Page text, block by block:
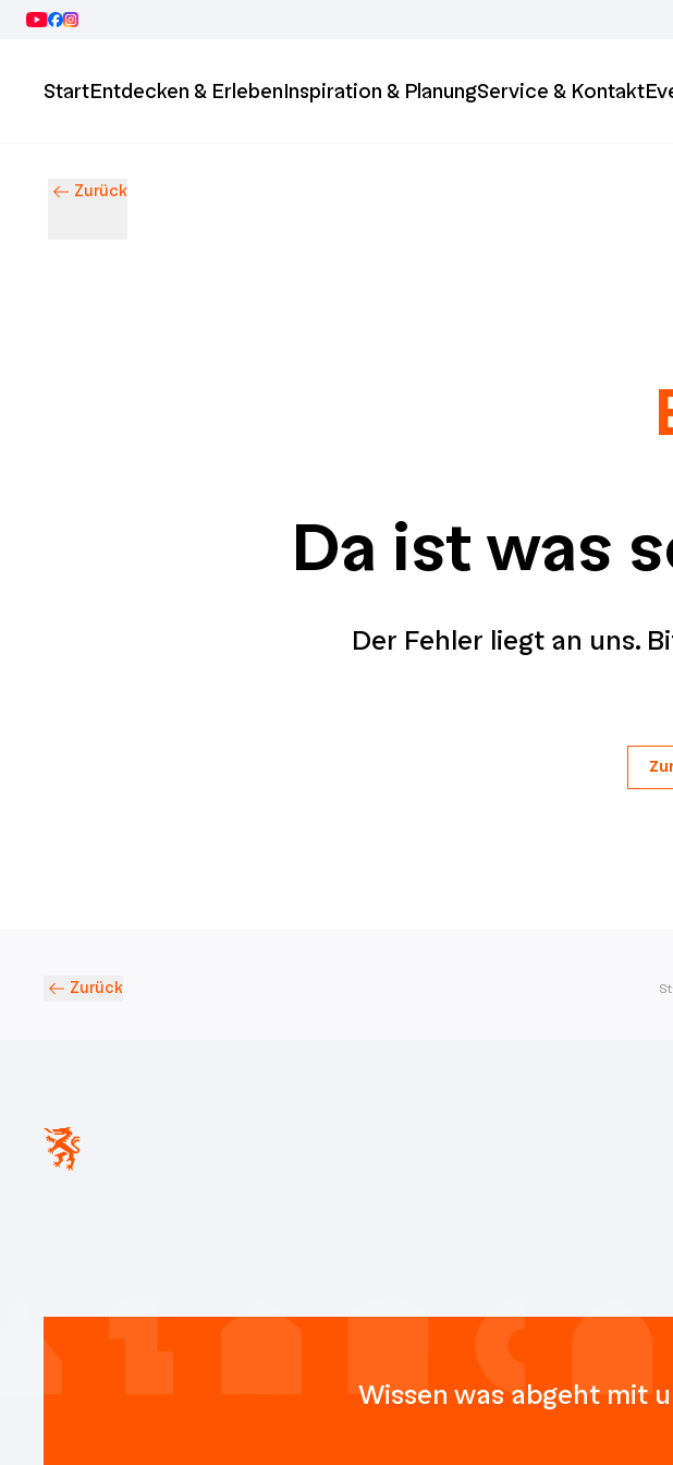
StartEntdecken & ErlebenInspiration & PlanungService & Kontakt
Zurück
Da ist was
Der Fehler liegt an uns.
Zurück
Wissen was abgeht mit